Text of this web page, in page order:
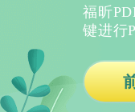
福昕
键进行